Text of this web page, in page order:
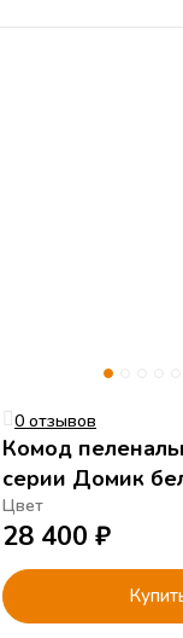
0 отзывов
Комод
серии Домик
Цвет
28 400 ₽